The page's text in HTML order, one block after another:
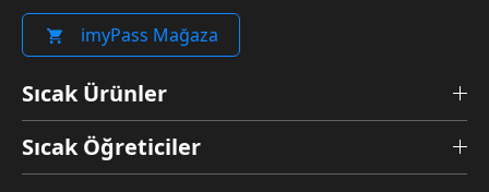
imyPass Mağaza
Sıcak Ürünler
Sıcak Öğreticiler